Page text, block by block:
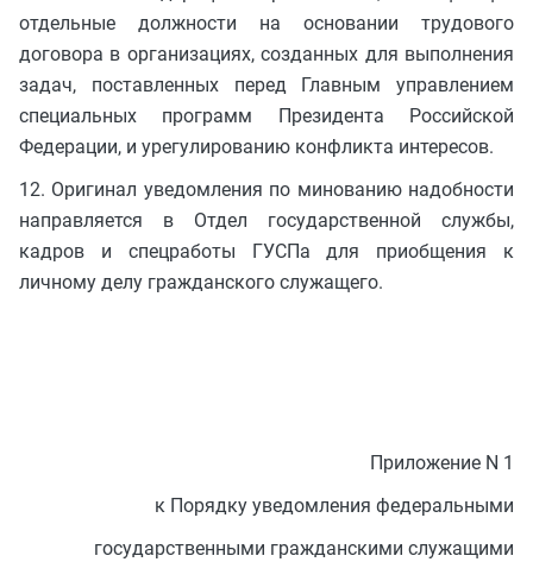
отдельные должности на основании трудового
договора в организациях, созданных для выполнения
задач, поставленных перед Главным управлением
специальных программ Президента Российской
Федерации, и урегулированию конфликта интересов.
12. Оригинал уведомления по минованию надобности
направляется в Отдел государственной службы,
кадров и спецработы ГУСПа для приобщения к
личному делу гражданского служащего.
Приложение N 1
к Порядку уведомления федеральными
государственными гражданскими служащими